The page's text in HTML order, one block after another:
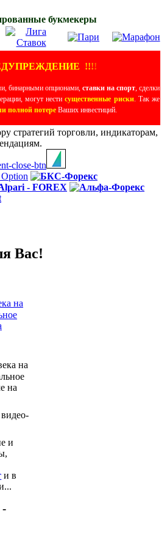
букмекеры
!!!!
бинарными опционами, ставки на спорт, сделки
могут нестисущественные риски. Так же
полной потере Ваших инвестиций.
стратегий торговли, индикаторам,
Вас!
на
на
и
и в